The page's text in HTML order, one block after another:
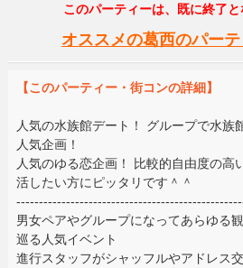
このパーティーは、既に終了と
オススメの葛西のパー
【このパーティー・街コンの詳細】
人気の水族館デート！ グループで水族
人気企画！
人気のゆる恋企画！ 比較的自由度の高
活したい方にピッタリです＾＾
男女ペアやグループになってあらゆる
巡る人気イベント
進行スタッフがシャッフルやアドレス